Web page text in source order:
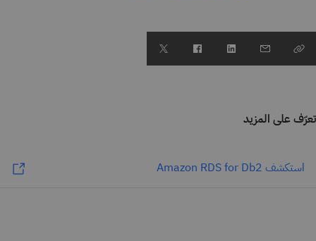
تعرّف على المزيد
استكشف Amazon RDS for Db2